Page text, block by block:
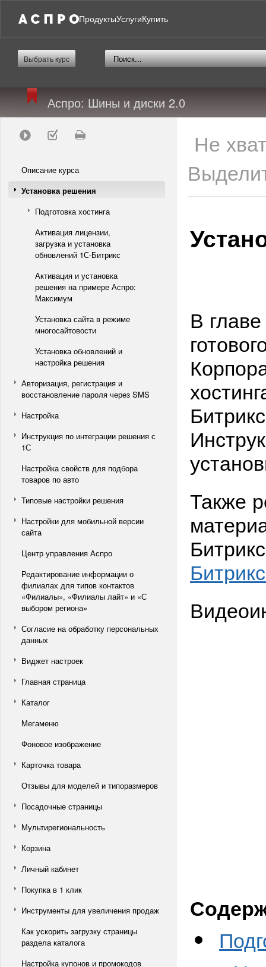
ПродуктыУслугиКупить
Выбрать курс
Аспро: Шины и диски 2.0
Описание курса
Установка решения
Подготовка хостинга
Активация лицензии,
загрузка и установка
обновлений 1С-Битрикс
Активация и установка
решения на примере Аспро:
Максимум
Установка сайта в режиме
многосайтовости
Установка обновлений и
настройка решения
Авторизация, регистрация и
восстановление пароля через SMS
Настройка
Инструкция по интеграции решения с
1С
Настройка свойств для подбора
товаров по авто
Типовые настройки решения
Настройки для мобильной версии
сайта
Центр управления Аспро
Редактирование информации о
филиалах для типов контактов
«Филиалы», «Филиалы лайт» и «С
выбором региона»
Согласие на обработку персональных
данных
Виджет настроек
Главная страница
Каталог
Мегаменю
Фоновое изображение
Карточка товара
Отзывы для моделей и типоразмеров
Посадочные страницы
Мультирегиональность
Корзина
Личный кабинет
Покупка в 1 клик
Инструменты для увеличения продаж
Как ускорить загрузку страницы
раздела каталога
Настройка купонов и промокодов
Не
В
Также